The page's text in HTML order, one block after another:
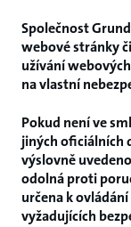
Společnost
webové stránky
užívání
na vlastní
Pokud není ve
jiných oficiálních
výslovně
odolná proti
určena k
vyžadujících